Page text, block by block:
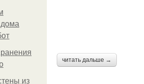
из
читать дальше →